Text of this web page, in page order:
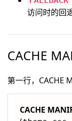
访问时的回
CACHE
第一行，CACHE
CACHE